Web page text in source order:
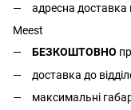
адресна доставка
Meest
БЕЗКОШТОВНО
доставка до
максимальні